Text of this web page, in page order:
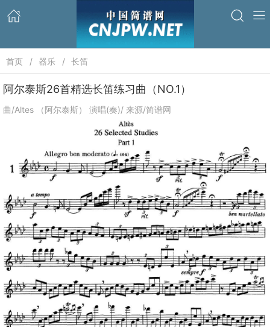
首页 器乐 长笛
阿尔泰斯26首精选长笛练习曲（NO.1）
曲/Altes （阿尔泰斯） 演唱(奏)/ 来源/简谱网